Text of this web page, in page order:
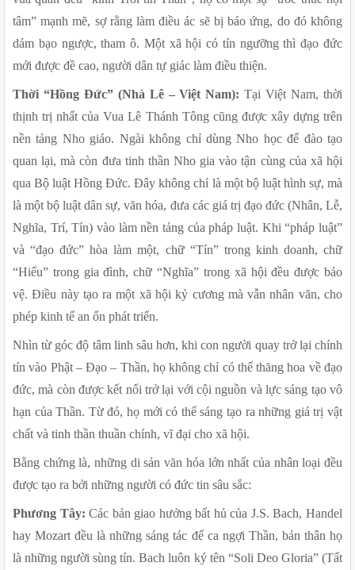
tâm” mạnh mẽ, sợ rằng làm điều ác sẽ bị báo ứng, do đó không
dám bạo ngược, tham ô. Một xã hội có tín ngưỡng thì đạo đức
mới được đề cao, người dân tự giác làm điều thiện.
Thời “Hồng Đức” (Nhà Lê – Việt Nam): Tại Việt Nam, thời
thịnh trị nhất của Vua Lê Thánh Tông cũng được xây dựng trên
nền tảng Nho giáo. Ngài không chỉ dùng Nho học để đào tạo
quan lại, mà còn đưa tinh thần Nho gia vào tận cùng của xã hội
qua Bộ luật Hồng Đức. Đây không chỉ là một bộ luật hình sự, mà
là một bộ luật dân sự, văn hóa, đưa các giá trị đạo đức (Nhân, Lễ,
Nghĩa, Trí, Tín) vào làm nền tảng của pháp luật. Khi “pháp luật”
và “đạo đức” hòa làm một, chữ “Tín” trong kinh doanh, chữ
“Hiếu” trong gia đình, chữ “Nghĩa” trong xã hội đều được bảo
vệ. Điều này tạo ra một xã hội kỷ cương mà vẫn nhân văn, cho
phép kinh tế an ổn phát triển.
Nhìn từ góc độ tâm linh sâu hơn, khi con người quay trở lại chính
tín vào Phật – Đạo – Thần, họ không chỉ có thể thăng hoa về đạo
đức, mà còn được kết nối trở lại với cội nguồn và lực sáng tạo vô
hạn của Thần. Từ đó, họ mới có thể sáng tạo ra những giá trị vật
chất và tinh thần thuần chính, vĩ đại cho xã hội.
Bằng chứng là, những di sản văn hóa lớn nhất của nhân loại đều
được tạo ra bởi những người có đức tin sâu sắc:
Phương Tây: Các bản giao hưởng bất hủ của J.S. Bach, Handel
hay Mozart đều là những sáng tác để ca ngợi Thần, bản thân họ
là những người sùng tín. Bach luôn ký tên “Soli Deo Gloria” (Tất